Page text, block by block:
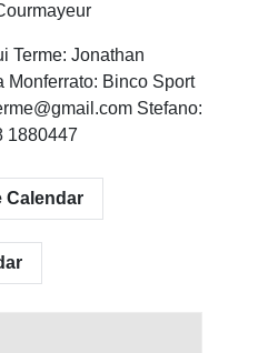
Terme: Jonathan
Monferrato: Binco Sport
Stefano:
1880447
Calendar